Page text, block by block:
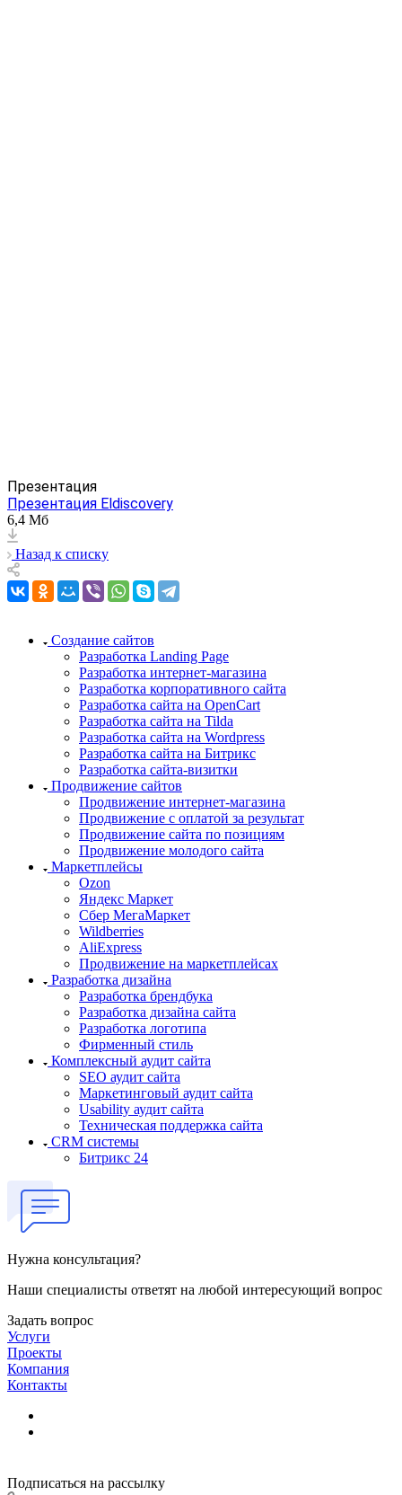
Презентация
Презентация Eldiscovery
6,4 Мб
Назад к списку
Создание сайтов
Разработка Landing Page
Разработка интернет-магазина
Разработка корпоративного сайта
Разработка сайта на OpenCart
Разработка сайта на Tilda
Разработка сайта на Wordpress
Разработка сайта на Битрикс
Разработка сайта-визитки
Продвижение сайтов
Продвижение интернет-магазина
Продвижение с оплатой за результат
Продвижение сайта по позициям
Продвижение молодого сайта
Маркетплейсы
Ozon
Яндекс Маркет
Сбер МегаМаркет
Wildberries
AliExpress
Продвижение на маркетплейсах
Разработка дизайна
Разработка брендбука
Разработка дизайна сайта
Разработка логотипа
Фирменный стиль
Комплексный аудит сайта
SEO аудит сайта
Маркетинговый аудит сайта
Usability аудит сайта
Техническая поддержка сайта
CRM системы
Битрикс 24
Нужна консультация?
Наши специалисты ответят на любой интересующий вопрос
Задать вопрос
Услуги
Проекты
Компания
Контакты
Подписаться на рассылку